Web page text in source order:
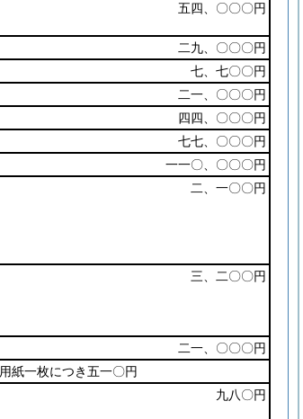
五四、〇〇〇円
二九、〇〇〇円
七、七〇〇円
二一、〇〇〇円
四四、〇〇〇円
七七、〇〇〇円
一一〇、〇〇〇円
二、一〇〇円
三、二〇〇円
二一、〇〇〇円
用紙一枚につき五一〇円
九八〇円